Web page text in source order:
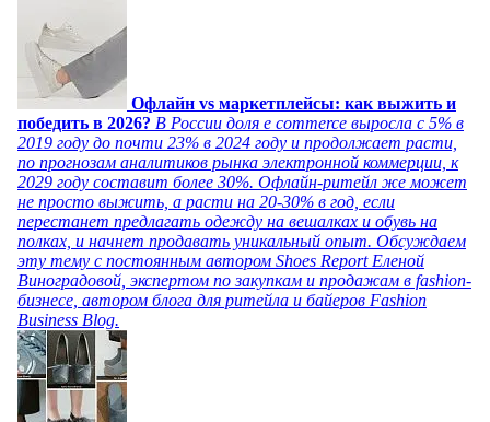
Офлайн vs маркетплейсы: как выжить и
победить в 2026? В России доля e commerce выросла с 5% в
2019 году до почти 23% в 2024 году и продолжает расти,
по прогнозам аналитиков рынка электронной коммерции, к
2029 году составит более 30%. Офлайн-ритейл же может
не просто выжить, а расти на 20-30% в год, если
перестанет предлагать одежду на вешалках и обувь на
полках, и начнет продавать уникальный опыт. Обсуждаем
эту тему с постоянным автором Shoes Report Еленой
Виноградовой, экспертом по закупкам и продажам в fashion-
бизнесе, автором блога для ритейла и байеров Fashion
Business Blog.